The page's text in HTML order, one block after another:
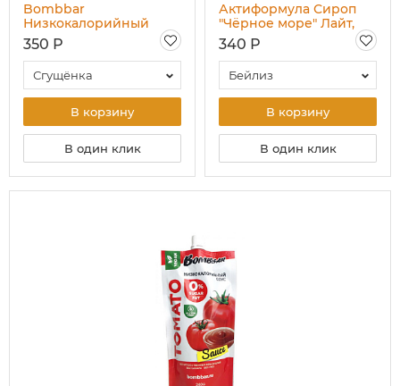
Bombbar
Низкокалорийный
топпинг, 240 гр
350 Р
Сгущёнка
В корзину
В один клик
Актиформула Сироп
"Чёрное море" Лайт,
1000 мл
340 Р
Бейлиз
В корзину
В один клик